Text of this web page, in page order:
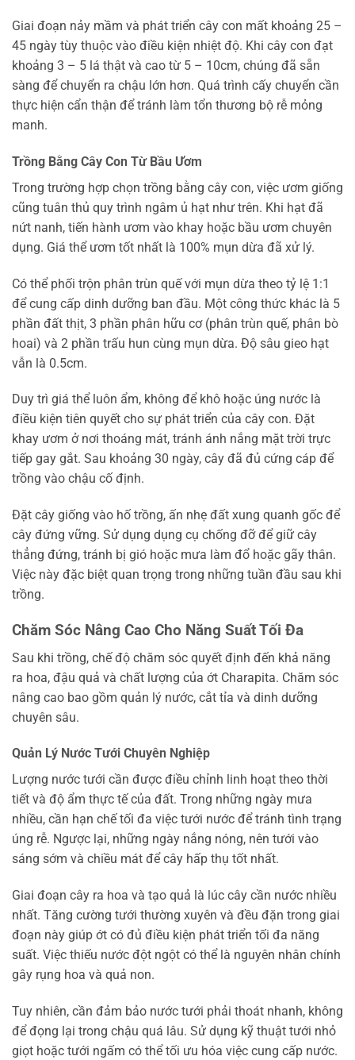
Giai đoạn nảy mầm và phát triển cây con mất khoảng 25 –
45 ngày tùy thuộc vào điều kiện nhiệt độ. Khi cây con đạt
khoảng 3 – 5 lá thật và cao từ 5 – 10cm, chúng đã sẵn
sàng để chuyển ra chậu lớn hơn. Quá trình cấy chuyển cần
thực hiện cẩn thận để tránh làm tổn thương bộ rễ mỏng
manh.
Trồng Bằng Cây Con Từ Bầu Ươm
Trong trường hợp chọn trồng bằng cây con, việc ươm giống
cũng tuân thủ quy trình ngâm ủ hạt như trên. Khi hạt đã
nứt nanh, tiến hành ươm vào khay hoặc bầu ươm chuyên
dụng. Giá thể ươm tốt nhất là 100% mụn dừa đã xử lý.
Có thể phối trộn phân trùn quế với mụn dừa theo tỷ lệ 1:1
để cung cấp dinh dưỡng ban đầu. Một công thức khác là 5
phần đất thịt, 3 phần phân hữu cơ (phân trùn quế, phân bò
hoai) và 2 phần trấu hun cùng mụn dừa. Độ sâu gieo hạt
vẫn là 0.5cm.
Duy trì giá thể luôn ẩm, không để khô hoặc úng nước là
điều kiện tiên quyết cho sự phát triển của cây con. Đặt
khay ươm ở nơi thoáng mát, tránh ánh nắng mặt trời trực
tiếp gay gắt. Sau khoảng 30 ngày, cây đã đủ cứng cáp để
trồng vào chậu cố định.
Đặt cây giống vào hố trồng, ấn nhẹ đất xung quanh gốc để
cây đứng vững. Sử dụng dụng cụ chống đỡ để giữ cây
thẳng đứng, tránh bị gió hoặc mưa làm đổ hoặc gãy thân.
Việc này đặc biệt quan trọng trong những tuần đầu sau khi
trồng.
Chăm Sóc Nâng Cao Cho Năng Suất Tối Đa
Sau khi trồng, chế độ chăm sóc quyết định đến khả năng
ra hoa, đậu quả và chất lượng của ớt Charapita. Chăm sóc
nâng cao bao gồm quản lý nước, cắt tỉa và dinh dưỡng
chuyên sâu.
Quản Lý Nước Tưới Chuyên Nghiệp
Lượng nước tưới cần được điều chỉnh linh hoạt theo thời
tiết và độ ẩm thực tế của đất. Trong những ngày mưa
nhiều, cần hạn chế tối đa việc tưới nước để tránh tình trạng
úng rễ. Ngược lại, những ngày nắng nóng, nên tưới vào
sáng sớm và chiều mát để cây hấp thụ tốt nhất.
Giai đoạn cây ra hoa và tạo quả là lúc cây cần nước nhiều
nhất. Tăng cường tưới thường xuyên và đều đặn trong giai
đoạn này giúp ớt có đủ điều kiện phát triển tối đa năng
suất. Việc thiếu nước đột ngột có thể là nguyên nhân chính
gây rụng hoa và quả non.
Tuy nhiên, cần đảm bảo nước tưới phải thoát nhanh, không
để đọng lại trong chậu quá lâu. Sử dụng kỹ thuật tưới nhỏ
giọt hoặc tưới ngấm có thể tối ưu hóa việc cung cấp nước.